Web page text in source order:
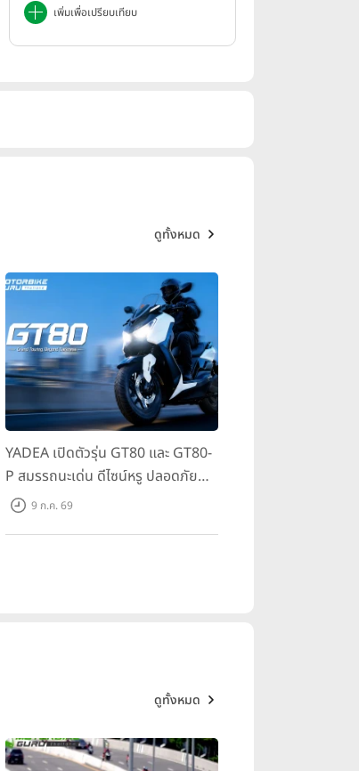
เพิ่มเพื่อเปรียบเทียบ
ดูทั้งหมด
YADEA เปิดตัวรุ่น GT80 และ GT80-
P สมรรถนะเด่น ดีไซน์หรู ปลอดภัย
ราคาเข้าถึงง่าย จดทะเบียนได้ มี 3 สี
9 ก.ค. 69
ดูทั้งหมด